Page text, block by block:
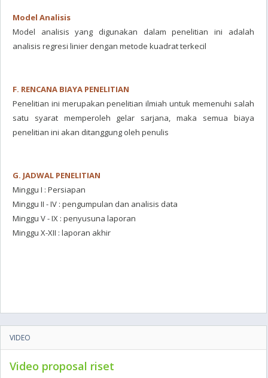
Model Analisis
Model analisis yang digunakan dalam penelitian ini adalah
analisis regresi linier dengan metode kuadrat terkecil
F. RENCANA BIAYA PENELITIAN
Penelitian ini merupakan penelitian ilmiah untuk memenuhi salah
satu syarat memperoleh gelar sarjana, maka semua biaya
penelitian ini akan ditanggung oleh penulis
G. JADWAL PENELITIAN
Minggu I : Persiapan
Minggu II - IV : pengumpulan dan analisis data
Minggu V - IX : penyusuna laporan
Minggu X-XII : laporan akhir
VIDEO
Video proposal riset